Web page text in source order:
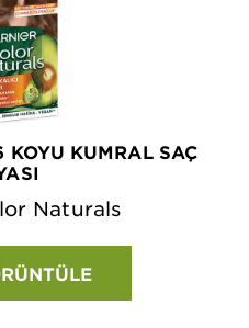
KOYU KUMRAL SAÇ
Naturals